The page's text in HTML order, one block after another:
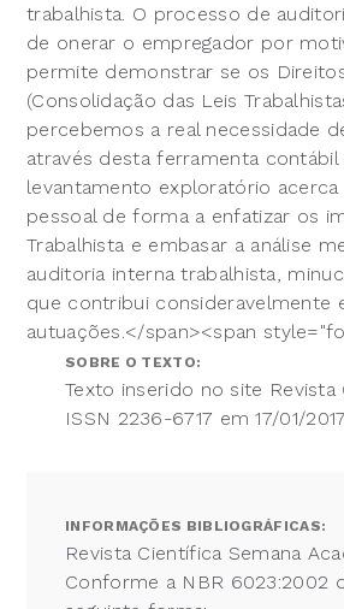
trabalhista. O processo de
de onerar o empregador por
permite demonstrar se os
(Consolidação das Leis
percebemos a real necessidade
através desta ferramenta
levantamento exploratório
pessoal de forma a enfatizar os
Trabalhista e embasar a análise
auditoria interna trabalhista,
que contribui consideravelmente
autuações.</span><span
SOBRE O TEXTO:
Texto inserido no site Revista
ISSN 2236-6717 em 17/01/
INFORMAÇÕES BIBLIOGRÁFICAS:
Revista Científica Semana
Conforme a NBR 6023:2002